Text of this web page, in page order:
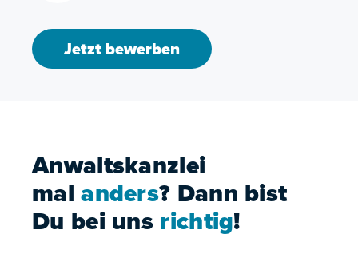
Jetzt bewerben
Anwaltskanzlei
malanders? Dann bist
Du bei uns richtig!